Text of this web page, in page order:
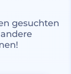
gesuchten